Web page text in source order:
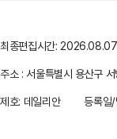
최종편집시간:
주소 : 서울특별시 용산구
제호: 데일리안
등록